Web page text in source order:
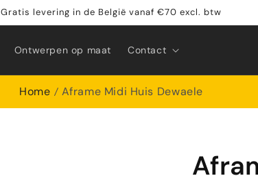
Gratis levering in de België vanaf €70 excl. btw
Ontwerpen op maat Contact
Home Aframe Midi Huis Dewaele